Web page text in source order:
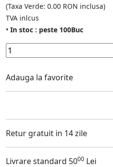
(Taxa Verde: 0.00 RON inclusa)
TVA inlcus
• In stoc : peste 100Buc
Adauga la favorite
Retur gratuit in 14 zile
Livrare standard 5000 Lei